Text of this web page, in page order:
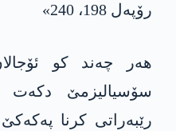
رۆپەل 198، 240»
هەر چەند کو
سۆسیالیزمێ
رێبەراتی کرنا